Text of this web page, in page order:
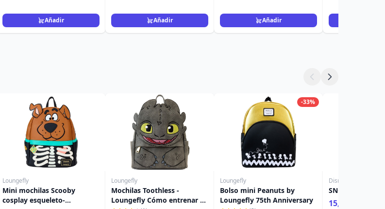
Añadir Añadir Añadir
Loungefly
Mini mochilas Scooby
cosplay esqueleto-
Loungefly
Mochilas Toothless -
Loungefly Cómo entrenar a
-33%
Loungefly
Bolso mini Peanuts by
Loungefly 75th Anniversary
Disney
SNOOPY
15,90 €